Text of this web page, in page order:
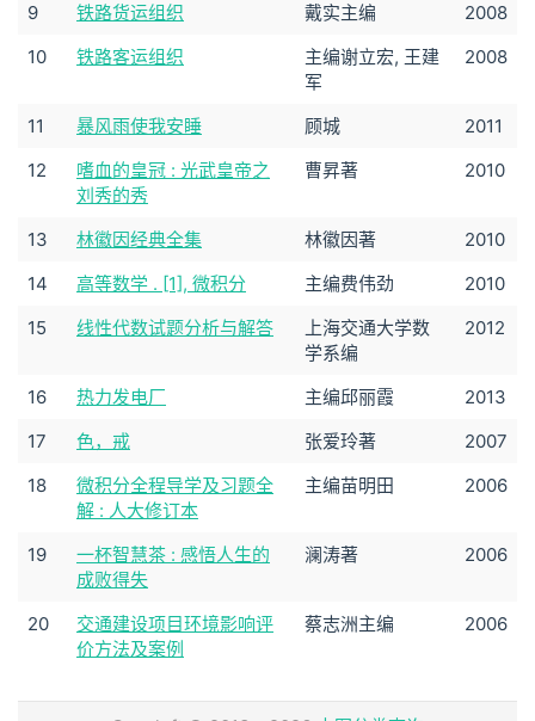
9 铁路货运组织 戴实主编
2008
10
铁路客运组织
主编谢立宏, 王建
军
2008
11 暴风雨使我安睡 顾城
2011
12
嗜血的皇冠 : 光武皇帝之
刘秀的秀
曹昇著 2010
13 林徽因经典全集 林徽因著
2010
14
高等数学 . [1], 微积分 主编费伟劲
2010
15
线性代数试题分析与解答
上海交通大学数
学系编
2012
16 热力发电厂 主编邱丽霞
2013
17
色，戒 张爱玲著
2007
18
微积分全程导学及习题全
解 : 人大修订本
主编苗明田 2006
19
一杯智慧茶 : 感悟人生的
成败得失
澜涛著 2006
20
交通建设项目环境影响评
价方法及案例
蔡志洲主编 2006